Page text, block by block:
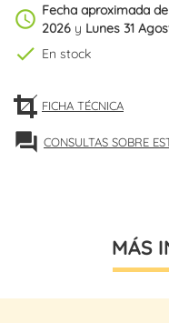
schedule Fecha aproximada
2026 y Lunes 31
check En stock
FICHA TÉCNICA
forum CONSULTAS SOBRE
MÁS